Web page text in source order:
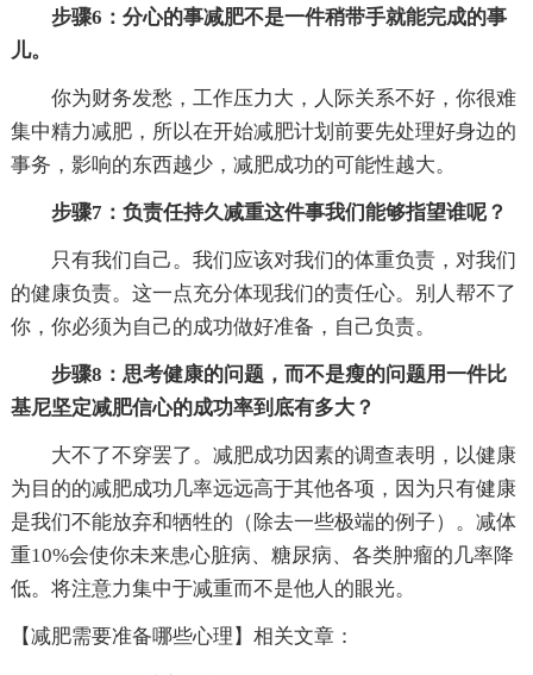
步骤6：分心的事减肥不是一件稍带手就能完成的事
儿。
你为财务发愁，工作压力大，人际关系不好，你很难
集中精力减肥，所以在开始减肥计划前要先处理好身边的
事务，影响的东西越少，减肥成功的可能性越大。
步骤7：负责任持久减重这件事我们能够指望谁呢？
只有我们自己。我们应该对我们的体重负责，对我们
的健康负责。这一点充分体现我们的责任心。别人帮不了
你，你必须为自己的成功做好准备，自己负责。
步骤8：思考健康的问题，而不是瘦的问题用一件比
基尼坚定减肥信心的成功率到底有多大？
大不了不穿罢了。减肥成功因素的调查表明，以健康
为目的的减肥成功几率远远高于其他各项，因为只有健康
是我们不能放弃和牺牲的（除去一些极端的例子）。减体
重10%会使你未来患心脏病、糖尿病、各类肿瘤的几率降
低。将注意力集中于减重而不是他人的眼光。
【减肥需要准备哪些心理】相关文章：